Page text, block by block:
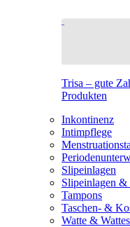
Trisa – gute
Produkten
Inkontinenz
Intimpflege
Slipeinlagen
Slipeinlagen &
Tampons
Taschen- &
Watte &